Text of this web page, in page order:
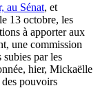
au Sénat, et
13 octobre, les
à apporter aux
une commission
subies par les
hier, Mickaëlle
pouvoirs